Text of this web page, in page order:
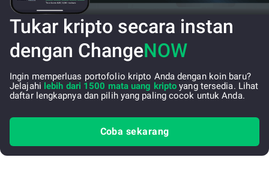
Tukar kripto secara instan
dengan ChangeNOW
Ingin memperluas portofolio kripto Anda dengan koin baru?
Jelajahi lebih dari 1500 mata uang kripto yang tersedia. Lihat
daftar lengkapnya dan pilih yang paling cocok untuk Anda.
Coba sekarang